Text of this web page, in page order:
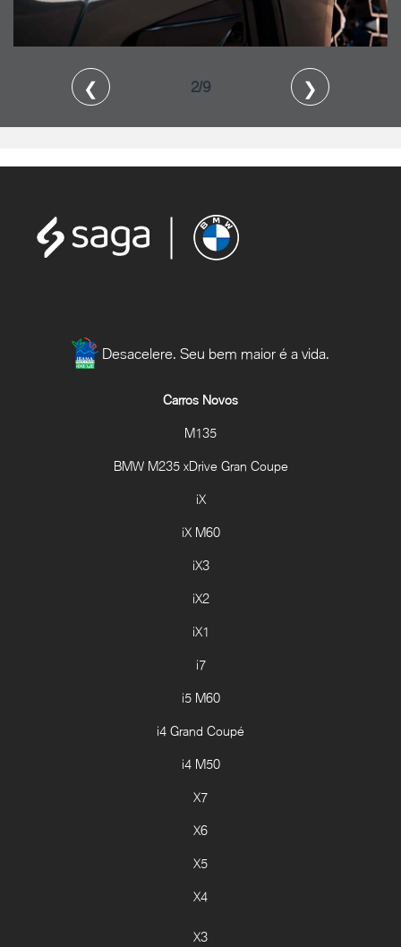
❮ 2/9 ❯
Desacelere. Seu bem maior é a vida.
Carros Novos
M135
BMW M235 xDrive Gran Coupe
iX
iX M60
iX3
iX2
iX1
i7
i5 M60
i4 Grand Coupé
i4 M50
X7
X6
X5
X4
X3